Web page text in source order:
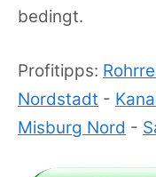
bedingt.
Profitipps:
Nordstadt -
Misburg Nord -